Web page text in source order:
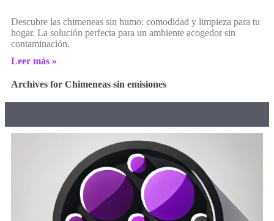
Descubre las chimeneas sin humo: comodidad y limpieza para tu
hogar. La solución perfecta para un ambiente acogedor sin
contaminación.
Leer más »
Archives for Chimeneas sin emisiones